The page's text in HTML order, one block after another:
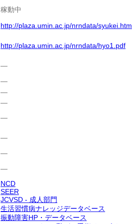
稼動中
http://plaza.umin.ac.jp/nrndata/syukei.htm
http://plaza.umin.ac.jp/nrndata/hyo1.pdf
―
―
―
―
―
―
―
―
NCD
SEER
JCVSD - 成人部門
生活習慣病ナレッジデータベース
振動障害HP・データベース